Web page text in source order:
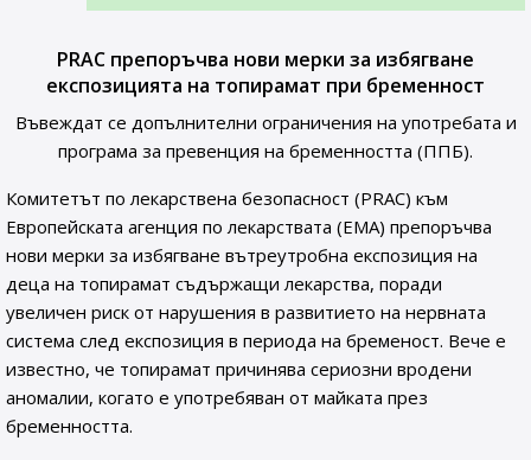
PRAC препоръчва нови мерки за избягване
експозицията на топирамат при бременност
Въвеждат се допълнителни ограничения на употребата и
програма за превенция на бременността (ППБ).
Комитетът по лекарствена безопасност (PRAC) към
Европейската агенция по лекарствата (ЕМА) препоръчва
нови мерки за избягване вътреутробна експозиция на
деца на топирамат съдържащи лекарства, поради
увеличен риск от нарушения в развитието на нервната
система след експозиция в периода на бременост. Вече е
известно, че топирамат причинява сериозни вродени
аномалии, когато е употребяван от майката през
бременността.